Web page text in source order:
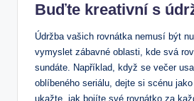
Buďte kreativní s
Údržba vašich rovnátka nemusí být
vymyslet zábavné oblasti, kde svá
sundáte. Například, když se večer
oblíbeného seriálu, dejte si scénu
ukažte, jak bojíte své rovnátko za